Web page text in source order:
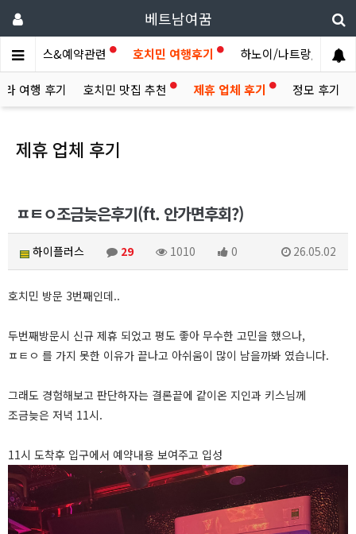
베트남여꿈
휴서비스&예약관련 호치민 여행후기 하노이/나트랑/다낭/
라 여행 후기 호치민 맛집 추천 제휴 업체 후기 정모 후기
제휴 업체 후기
ㅍㅌㅇ조금늦은후기(ft. 안가면후회?)
하이플러스 29 1010 0 26.05.02
호치민 방문 3번째인데..
두번째방문시 신규 제휴 되었고 평도 좋아 무수한 고민을 했으나,
ㅍㅌㅇ 를 가지 못한 이유가 끝나고 아쉬움이 많이 남을까봐 였습니다.
그래도 경험해보고 판단하자는 결론끝에 같이온 지인과 키스님께
조금늦은 저녁 11시.
11시 도착후 입구에서 예약내용 보여주고 입성